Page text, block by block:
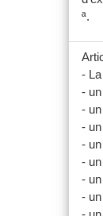
ª.
-
-
-
-
-
-
-
-